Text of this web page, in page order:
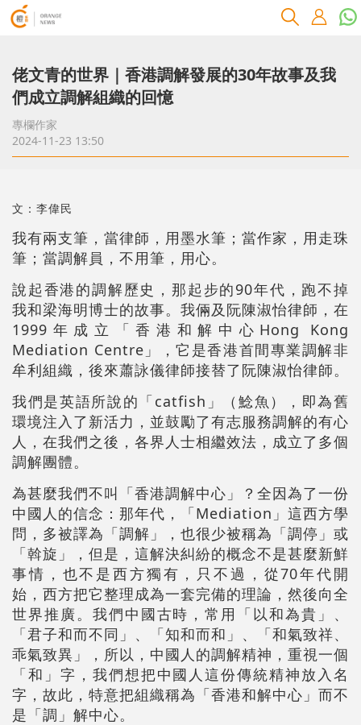
佬文青的世界｜香港調解發展的30年故事及我
們成立調解組織的回憶
專欄作家
2024-11-23 13:50
文：李偉民
我有兩支筆，當律師，用墨水筆；當作家，用走珠
筆；當調解員，不用筆，用心。
說起香港的調解歷史，那起步的90年代，跑不掉
我和梁海明博士的故事。我倆及阮陳淑怡律師，在
1999年成立「香港和解中心Hong Kong
Mediation Centre」，它是香港首間專業調解非
牟利組織，後來蕭詠儀律師接替了阮陳淑怡律師。
我們是英語所說的「catfish」（鯰魚），即為舊
環境注入了新活力，並鼓勵了有志服務調解的有心
人，在我們之後，各界人士相繼效法，成立了多個
調解團體。
為甚麼我們不叫「香港調解中心」？全因為了一份
中國人的信念：那年代，「Mediation」這西方學
問，多被譯為「調解」，也很少被稱為「調停」或
「斡旋」，但是，這解決糾紛的概念不是甚麼新鮮
事情，也不是西方獨有，只不過，從70年代開
始，西方把它整理成為一套完備的理論，然後向全
世界推廣。我們中國古時，常用「以和為貴」、
「君子和而不同」、「知和而和」、「和氣致祥、
乖氣致異」，所以，中國人的調解精神，重視一個
「和」字，我們想把中國人這份傳統精神放入名
字，故此，特意把組織稱為「香港和解中心」而不
是「調」解中心。